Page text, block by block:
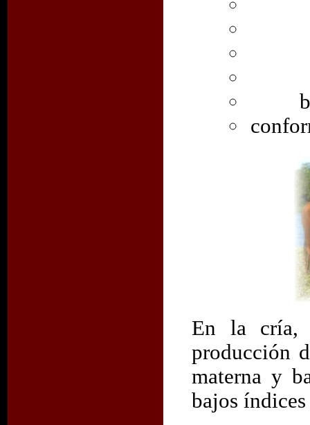
En la cría,
producción
materna y
bajos